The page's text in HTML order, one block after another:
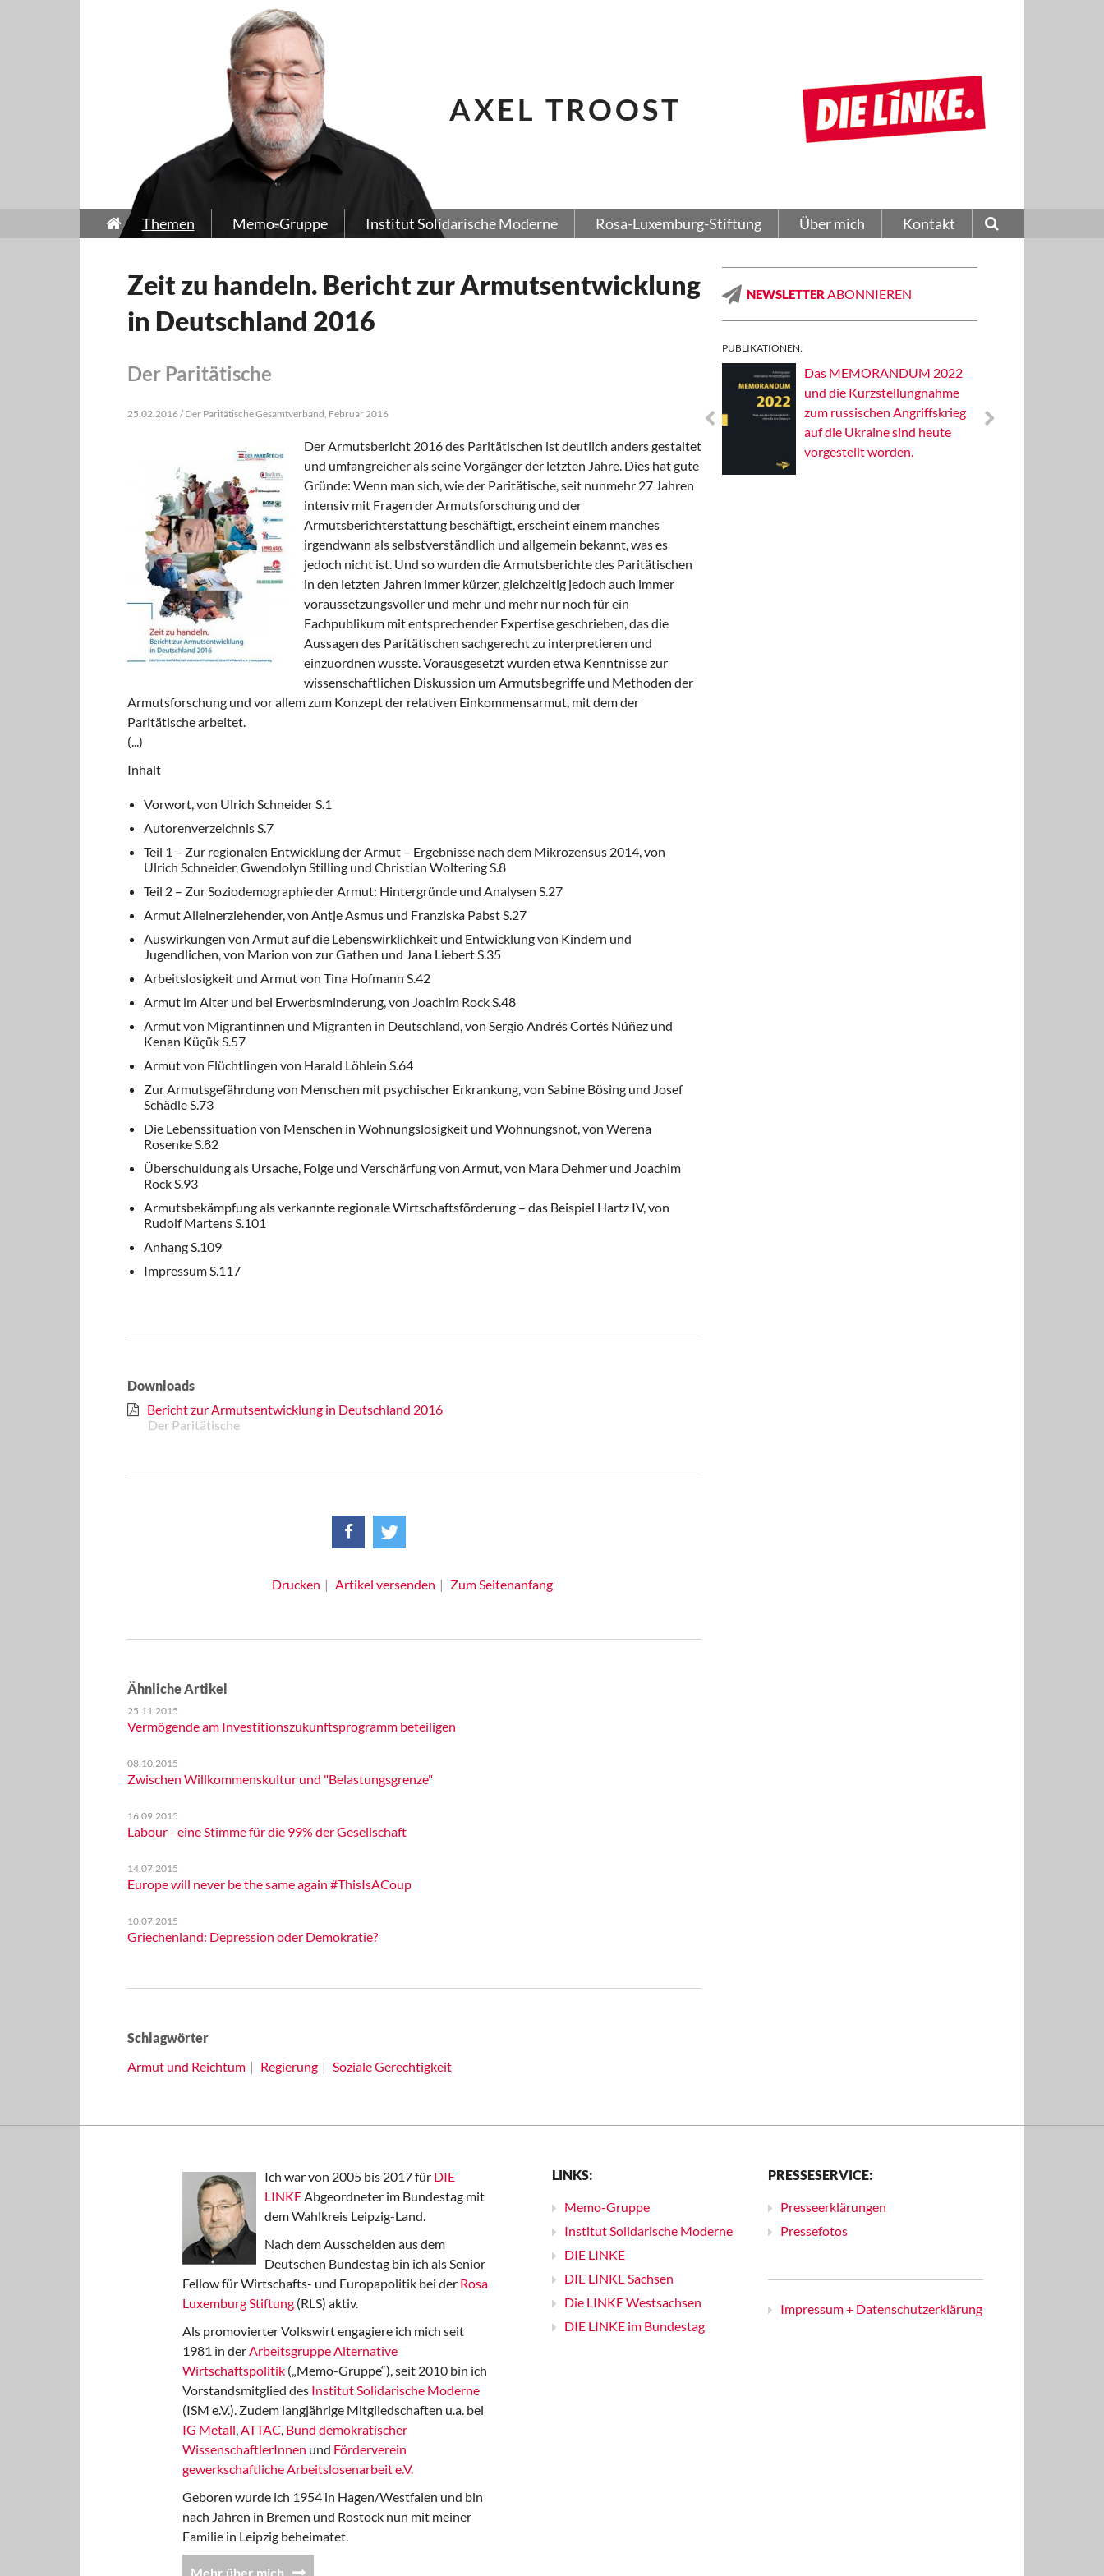
AXEL TROOST
Themen Memo-Gruppe Institut Solidarische Moderne Rosa-Luxemburg-Stiftung Über mich Kontakt
Zeit zu handeln. Bericht zur Armutsentwicklung
in Deutschland 2016
Der Paritätische
25.02.2016 / Der Paritätische Gesamtverband, Februar 2016
Der Armutsbericht 2016 des Paritätischen ist deutlich anders gestaltet
und umfangreicher als seine Vorgänger der letzten Jahre. Dies hat gute
Gründe: Wenn man sich, wie der Paritätische, seit nunmehr 27 Jahren
intensiv mit Fragen der Armutsforschung und der
Armutsberichterstattung beschäftigt, erscheint einem manches
irgendwann als selbstverständlich und allgemein bekannt, was es
jedoch nicht ist. Und so wurden die Armutsberichte des Paritätischen
in den letzten Jahren immer kürzer, gleichzeitig jedoch auch immer
voraussetzungsvoller und mehr und mehr nur noch für ein
Fachpublikum mit entsprechender Expertise geschrieben, das die
Aussagen des Paritätischen sachgerecht zu interpretieren und
einzuordnen wusste. Vorausgesetzt wurden etwa Kenntnisse zur
wissenschaftlichen Diskussion um Armutsbegriffe und Methoden der
Armutsforschung und vor allem zum Konzept der relativen Einkommensarmut, mit dem der
Paritätische arbeitet.
(...)
Inhalt
Vorwort, von Ulrich Schneider S.1
Autorenverzeichnis S.7
Teil 1 – Zur regionalen Entwicklung der Armut – Ergebnisse nach dem Mikrozensus 2014, von
Ulrich Schneider, Gwendolyn Stilling und Christian Woltering S.8
Teil 2 – Zur Soziodemographie der Armut: Hintergründe und Analysen S.27
Armut Alleinerziehender, von Antje Asmus und Franziska Pabst S.27
Auswirkungen von Armut auf die Lebenswirklichkeit und Entwicklung von Kindern und
Jugendlichen, von Marion von zur Gathen und Jana Liebert S.35
Arbeitslosigkeit und Armut von Tina Hofmann S.42
Armut im Alter und bei Erwerbsminderung, von Joachim Rock S.48
Armut von Migrantinnen und Migranten in Deutschland, von Sergio Andrés Cortés Núñez und
Kenan Küçük S.57
Armut von Flüchtlingen von Harald Löhlein S.64
Zur Armutsgefährdung von Menschen mit psychischer Erkrankung, von Sabine Bösing und Josef
Schädle S.73
Die Lebenssituation von Menschen in Wohnungslosigkeit und Wohnungsnot, von Werena
Rosenke S.82
Überschuldung als Ursache, Folge und Verschärfung von Armut, von Mara Dehmer und Joachim
Rock S.93
Armutsbekämpfung als verkannte regionale Wirtschaftsförderung – das Beispiel Hartz IV, von
Rudolf Martens S.101
Anhang S.109
Impressum S.117
Downloads
Bericht zur Armutsentwicklung in Deutschland 2016
Der Paritätische
Drucken Artikel versenden Zum Seitenanfang
Ähnliche Artikel
25.11.2015
Vermögende am Investitionszukunftsprogramm beteiligen
08.10.2015
Zwischen Willkommenskultur und "Belastungsgrenze"
16.09.2015
Labour - eine Stimme für die 99% der Gesellschaft
14.07.2015
Europe will never be the same again #ThisIsACoup
10.07.2015
Griechenland: Depression oder Demokratie?
Schlagwörter
Armut und Reichtum
Regierung Soziale Gerechtigkeit
NEWSLETTER ABONNIEREN
PUBLIKATIONEN:
Das MEMORANDUM 2022
und die Kurzstellungnahme
zum russischen Angriffskrieg
auf die Ukraine sind heute
vorgestellt worden.
Ich war von 2005 bis 2017 für DIE
LINKEAbgeordneter im Bundestag mit
dem Wahlkreis Leipzig-Land.
Nach dem Ausscheiden aus dem
Deutschen Bundestag bin ich als Senior
Fellow für Wirtschafts- und Europapolitik bei der Rosa
Luxemburg Stiftung (RLS) aktiv.
Als promovierter Volkswirt engagiere ich mich seit
1981 in derArbeitsgruppe Alternative
Wirtschaftspolitik („Memo-Gruppe“), seit 2010 bin ich
Vorstandsmitglied des Institut Solidarische Moderne
(ISM e.V.). Zudem langjährige Mitgliedschaften u.a. bei
IG Metall,ATTAC, Bund demokratischer
WissenschaftlerInnen und Förderverein
gewerkschaftliche Arbeitslosenarbeit e.V.
Geboren wurde ich 1954 in Hagen/Westfalen und bin
nach Jahren in Bremen und Rostock nun mit meiner
Familie in Leipzig beheimatet.
Mehr über mich
LINKS:
Memo-Gruppe
Institut Solidarische Moderne
DIE LINKE
DIE LINKE Sachsen
Die LINKE Westsachsen
DIE LINKE im Bundestag
PRESSESERVICE:
Presseerklärungen
Pressefotos
Impressum + Datenschutzerklärung